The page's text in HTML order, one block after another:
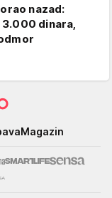
nazad:
dinara,
Magazin